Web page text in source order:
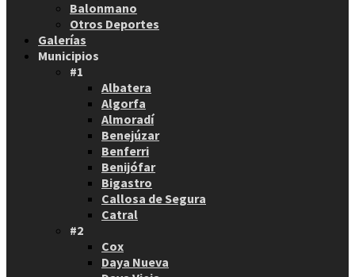
Balonmano
Otros Deportes
Galerías
Municipios
#1
Albatera
Algorfa
Almoradí
Benejúzar
Benferri
Benijófar
Bigastro
Callosa de Segura
Catral
#2
Cox
Daya Nueva